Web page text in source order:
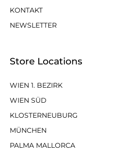
KONTAKT
NEWSLETTER
Store Locations
WIEN 1. BEZIRK
WIEN SÜD
KLOSTERNEUBURG
MÜNCHEN
PALMA MALLORCA